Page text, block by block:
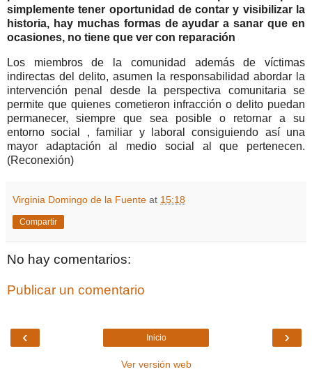
simplemente tener oportunidad de contar y visibilizar la
historia, hay muchas formas de ayudar a sanar que en
ocasiones, no tiene que ver con reparación
Los miembros de la comunidad además de víctimas
indirectas del delito, asumen la responsabilidad abordar la
intervención penal desde la perspectiva comunitaria se
permite que quienes cometieron infracción o delito puedan
permanecer, siempre que sea posible o retornar a su
entorno social , familiar y laboral consiguiendo así una
mayor adaptación al medio social al que pertenecen.
(Reconexión)
Virginia Domingo de la Fuente at 15:18
Compartir
No hay comentarios:
Publicar un comentario
‹ ›
Inicio
Ver versión web